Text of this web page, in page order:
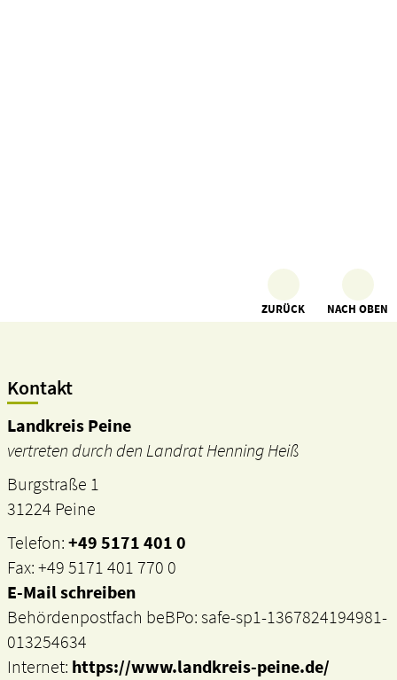
ZURÜCK NACH OBEN
Kontakt
Landkreis Peine
vertreten durch den Landrat Henning Heiß
Burgstraße 1
31224 Peine
Telefon:+49 5171 401 0
Fax: +49 5171 401 770 0
E-Mail schreiben
Behördenpostfach beBPo: safe-sp1-1367824194981-
013254634
Internet: https://www.landkreis-peine.de/